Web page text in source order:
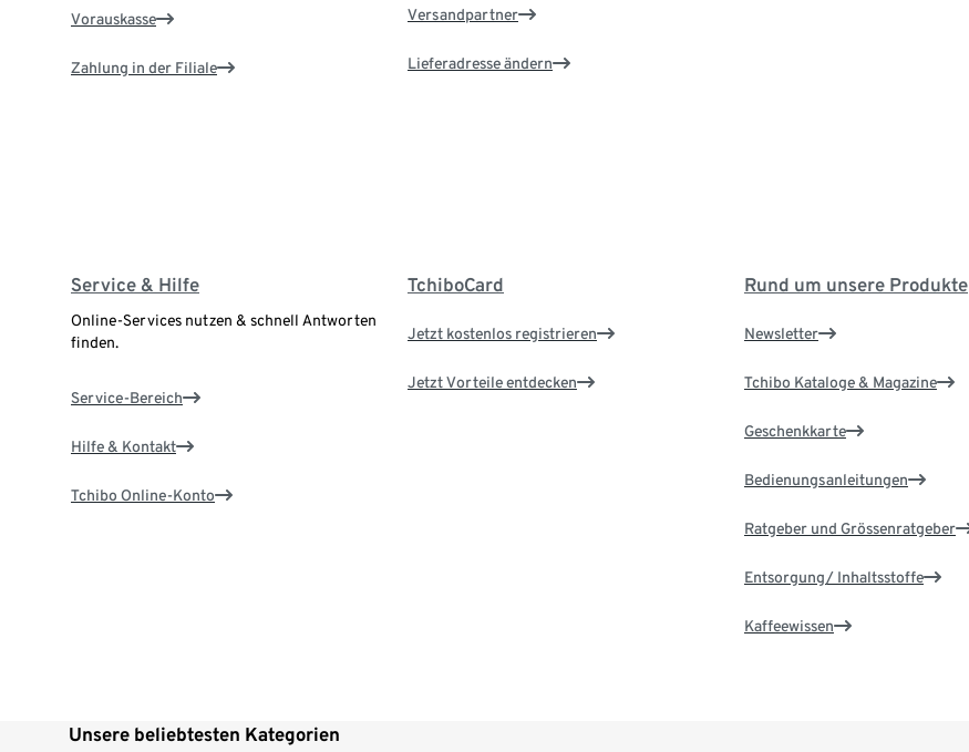
Vorauskasse
Zahlung in der Filiale
Versandpartner
Lieferadresse ändern
Service & Hilfe
Online-Services nutzen & schnell Antworten
finden.
Service-Bereich
Hilfe & Kontakt
Tchibo Online-Konto
TchiboCard
Jetzt kostenlos registrieren
Jetzt Vorteile entdecken
Rund um unsere Produkte
Newsletter
Tchibo Kataloge & Magazine
Geschenkkarte
Bedienungsanleitungen
Ratgeber und Grössenratgeber
Entsorgung/ Inhaltsstoffe
Kaffeewissen
Unsere beliebtesten Kategorien